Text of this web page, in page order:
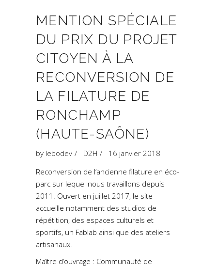
MENTION SPÉCIALE
DU PRIX DU PROJET
CITOYEN À LA
RECONVERSION DE
LA FILATURE DE
RONCHAMP
(HAUTE-SAÔNE)
by lebodev D2H
16 janvier 2018
Reconversion de l’ancienne filature en éco-
parc sur lequel nous travaillons depuis
2011. Ouvert en juillet 2017, le site
accueille notamment des studios de
répétition, des espaces culturels et
sportifs, un Fablab ainsi que des ateliers
artisanaux.
Maître d’ouvrage : Communauté de